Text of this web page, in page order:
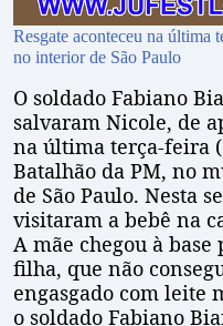
Resgate aconteceu na última
no interior de São Paulo
O soldado Fabiano
salvaram Nicole, de
na última terça-feira
Batalhão da PM, no
de São Paulo. Nesta
visitaram a bebê na
A mãe chegou à
filha, que não
engasgado com leite
o soldado Fabiano